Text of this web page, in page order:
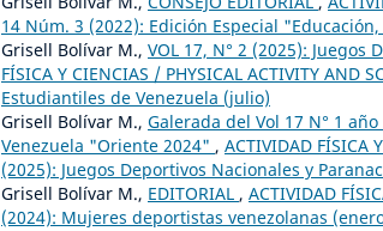
14 Núm. 3 (2022): Edición Especial
Grisell Bolívar M., VOL 17, N° 2 (2025):
FÍSICA Y CIENCIAS / PHYSICAL ACTIVITY
Estudiantiles de Venezuela (julio)
Grisell Bolívar M., Galerada del Vol 17 N° 1
Venezuela "Oriente 2024" , ACTIVIDAD FÍSICA
(2025): Juegos Deportivos Nacionales y
Grisell Bolívar M., EDITORIAL , ACTIVIDAD
(2024): Mujeres deportistas venezolanas